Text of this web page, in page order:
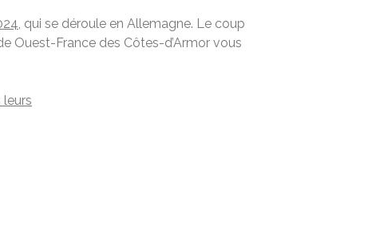
, qui se déroule en Allemagne. Le coup
Ouest-France des Côtes-d’Armor vous
leurs